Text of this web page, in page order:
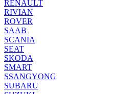
RENAULT
RIVIAN
ROVER
SAAB
SCANIA
SEAT
SKODA
SMART
SSANGYONG
SUBARU